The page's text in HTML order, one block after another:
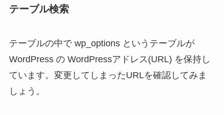
テーブル検索
テーブルの中で wp_options というテーブルが
WordPress の WordPressアドレス(URL) を保持し
ています。変更してしまったURLを確認してみま
しょう。